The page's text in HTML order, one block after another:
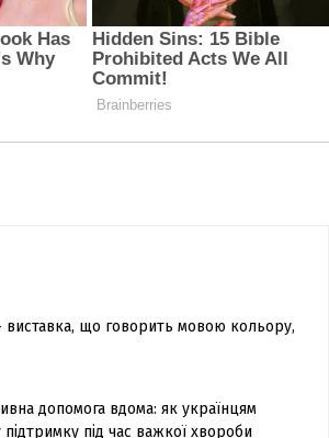
виставка, що говорить мовою кольору,
допомога вдома: як українцям
під час важкої хвороби